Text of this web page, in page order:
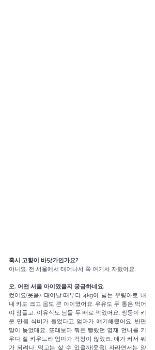
혹시 고향이 바닷가인가요?
아니요. 전 서울에서 태어나서 쭉 여기서 자랐어요.
오. 어떤 서울 아이였을지 궁금하네요.
컸어요(웃음). 태어날 때부터 4kg이 넘는 우량아로 내
내 키도 크고 몸도 큰 아이였어요. 우유도 두 통은 먹어
야 잠들고, 이유식도 남들 두 배로 먹었어요. 쌍둥이 키
운 만큼 식비가 들었다고 엄마가 얘기해줬어요. 반면
말이 늦었대요. 또래보다 뭐든 빨랐던 영재 언니를 키
우다 절 키우느라 엄마가 걱정이 많았죠. 얘가 커서 뭐
가 되려나, 먹고는 살 수 있을까(웃음). 자라면서는 얌